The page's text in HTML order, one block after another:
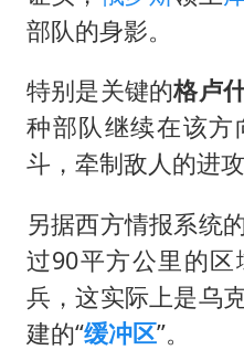
部队的身影。
特别是关键的格卢
种部队继续在该
斗，牵制敌人的进攻
另据西方情报系统
过90平方公里的
兵，这实际上是乌
建的“缓冲区”。